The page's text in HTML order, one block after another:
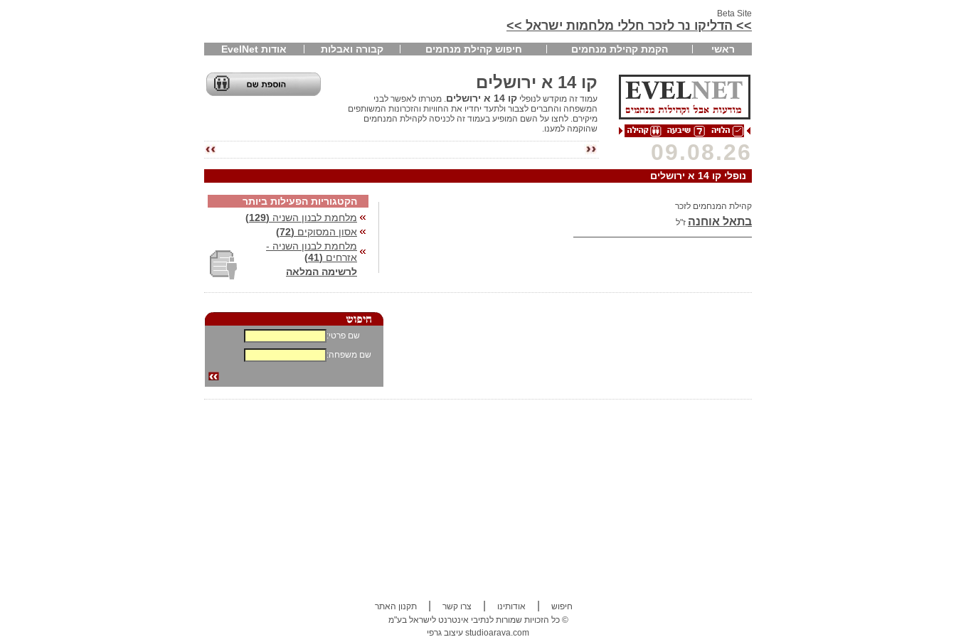
Beta Site
>> הדליקו נר לזכר חללי מלחמות ישראל >>
ראשי הקמת קהילת מנחמים חיפוש קהילת מנחמים קבורה ואבלות אודות EvelNet
קו 14 א ירושלים
עמוד זה מוקדש לנופלי קו 14 א ירושלים
. מטרתו לאפשר לבני
המשפחה והחברים לצבור ולתעד יחדיו את החוויות והזכרונות המשותפים
מיקירם. לחצו על השם המופיע בעמוד זה לכניסה לקהילת המנחמים
שהוקמה למענו.
09.08.26
נופלי קו 14 א ירושלים
הקטגוריות הפעילות ביותר
מלחמת לבנון השניה (129)
אסון המסוקים (72)
מלחמת לבנון השניה -
אזרחים (41)
לרשימה המלאה
קהילת המנחמים לזכר
בתאל אוחנה ז"ל
שם פרטי:
שם משפחה:
חיפוש אודותינו צרו קשר
תקנון האתר
כל הזכויות שמורות לנתיבי אינטרנט לישראל בע"מ ©
studioarava.com